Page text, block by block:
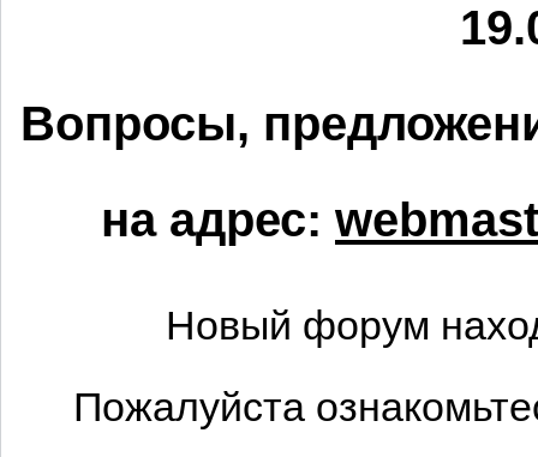
Вопросы,
на адрес:
Новый форум
Пожалуйста